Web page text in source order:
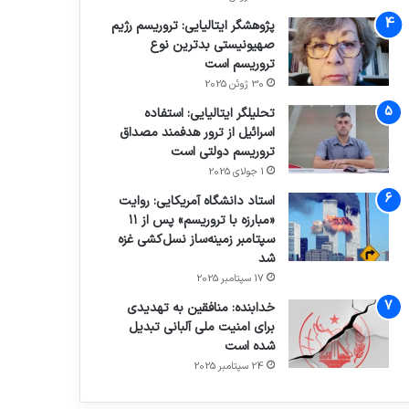
پژوهشگر ایتالیایی: تروریسم رژیم
صهیونیستی بدترین نوع
تروریسم است
30 ژوئن 2025
تحلیلگر ایتالیایی: استفاده
اسرائیل از ترور هدفمند مصداق
تروریسم دولتی است
1 جولای 2025
استاد دانشگاه آمریکایی: روایت
«مبارزه با تروریسم» پس از ۱۱
سپتامبر زمینه‌ساز نسل‌کشی غزه
شد
17 سپتامبر 2025
خدابنده: منافقین به تهدیدی
برای امنیت ملی آلبانی تبدیل
شده است
24 سپتامبر 2025